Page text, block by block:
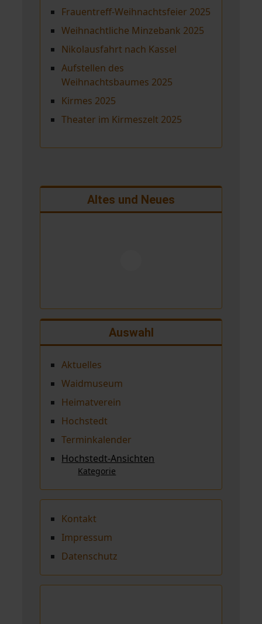
Altes und Neues
Auswahl
Aktuelles
Waidmuseum
Heimatverein
Hochstedt
Terminkalender
Hochstedt-Ansichten
Kategorie
Kontakt
Impressum
Datenschutz
Frauentreff-Weihnachtsfeier 2025
Weihnachtliche Minzebank 2025
Nikolausfahrt nach Kassel
Aufstellen des
Weihnachtsbaumes 2025
Kirmes 2025
Theater im Kirmeszelt 2025